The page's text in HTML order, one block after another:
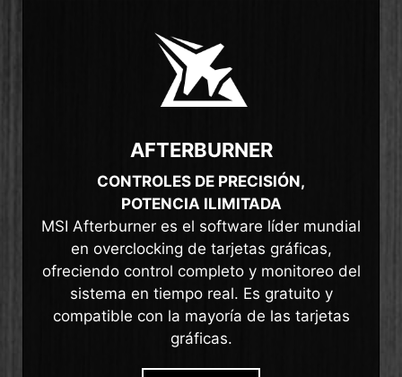
AFTERBURNER
CONTROLES DE PRECISIÓN,
POTENCIA ILIMITADA
MSI Afterburner es el software líder mundial
en overclocking de tarjetas gráficas,
ofreciendo control completo y monitoreo del
sistema en tiempo real. Es gratuito y
compatible con la mayoría de las tarjetas
gráficas.